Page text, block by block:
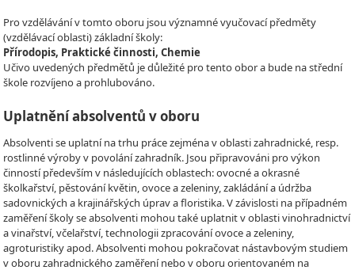
Pro vzdělávání v tomto oboru jsou významné vyučovací předměty
(vzdělávací oblasti) základní školy:
Přírodopis, Praktické činnosti, Chemie
Učivo uvedených předmětů je důležité pro tento obor a bude na střední
škole rozvíjeno a prohlubováno.
Uplatnění absolventů v oboru
Absolventi se uplatní na trhu práce zejména v oblasti zahradnické, resp.
rostlinné výroby v povolání zahradník. Jsou připravováni pro výkon
činností především v následujících oblastech: ovocné a okrasné
školkařství, pěstování květin, ovoce a zeleniny, zakládání a údržba
sadovnických a krajinářských úprav a floristika. V závislosti na případném
zaměření školy se absolventi mohou také uplatnit v oblasti vinohradnictví
a vinařství, včelařství, technologii zpracování ovoce a zeleniny,
agroturistiky apod. Absolventi mohou pokračovat nástavbovým studiem
v oboru zahradnického zaměření nebo v oboru orientovaném na